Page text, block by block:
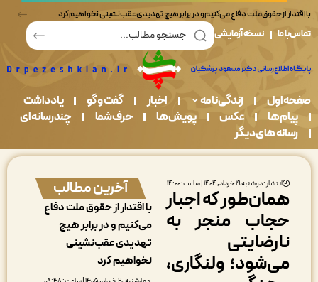
از حقوق ملت دفاع می‌کنیم و در برابر هیچ تهدیدی عقب‌نشینی نخواهیم کرد
نسخه آزمایشی
زندگی نامه اخبار گفت و گو
یادداشت
ها
عکس پویش ها حرف شما
چندرسانه ای
های دیگر
انتشار : دوشنبه ۱۹ خرداد, ۱۴۰۴ | ساعت: ۱۴:۰۰
که اجبار
منجر به
ولنگاری،
آخرین مطالب
با اقتدار از حقوق ملت دفاع
می‌کنیم و در برابر هیچ
تهدیدی عقب‌نشینی
نخواهیم کرد